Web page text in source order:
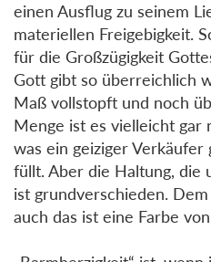
einen Ausflug zu seinem
materiellen Freigebigkeit.
für die Großzügigkeit
Gott gibt so überreichlich
Maß vollstopft und noch
Menge ist es vielleicht gar
was ein geiziger
füllt. Aber die Haltung, die
ist grundverschieden.
auch das ist eine Farbe